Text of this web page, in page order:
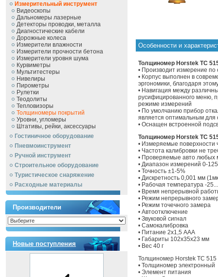
Измерительный инструмент
Видеоскопы
Дальномеры лазерные
Детекторы проводки, металла
Диагностические кабели
Дорожные колеса
Измерители влажности
Измерители прочности бетона
Измерители уровня шума
Курвиметры
Мультитестеры
Нивелиры
Пирометры
Рулетки
Теодолиты
Тепловизоры
Толщиномеры покрытий
Уровни, угломеры
Штативы, рейки, аксессуары
Гостиничное оборудование
Пневмоинструмент
Ручной инcтрумент
Строительное оборудование
Туристическое снаряжение
Расходные материалы
Производители
Новые поступления
Особенности и
Толщиномер Horstek TC
• Производит измерение
• Корпус выполнен в
эргономики, благодаря
• Навигация между
русифицированного меню,
режиме измерений
• По умолчанию прибор
является оптимальным для
• Оснащен встроенной
Толщиномер Horstek TC
• Измеряемые
• Частота калибровки не
• Проверяемые авто любых
• Диапазон измерений 0-
• Точность ±1-5%
• Дискретность 0,001 мм
• Рабочая температура -
• Время непрерывной
• Режим непрерывного
• Режим точечного замера
• Автоотключение
• Звуковой сигнал
• Самокалибровка
• Питание 2х1,5 ААА
• Габариты 102x35x23 мм
• Вес 40 г
Толщиномер Horstek TC 515
• Толщиномер электронный
• Элемент питания